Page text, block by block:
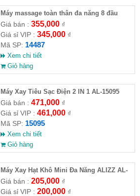
Máy massage toàn thân đa năng 8 đầu
ALIZZ AL-14487
Giá bán : 355,000₫
Giá sỉ VIP : 345,000₫
Mã SP: 14487
Xem chi tiết
Giỏ hàng
Máy Xay Tiêu Sạc Điện 2 IN 1 AL-15095
Giá bán : 471,000₫
Giá sỉ VIP : 461,000₫
Mã SP: 15095
Xem chi tiết
Giỏ hàng
Máy Xay Hạt Khô Mini Đa Năng ALIZZ AL-
14118
Giá bán : 205,000₫
Giá sỉ VIP : 200,000₫